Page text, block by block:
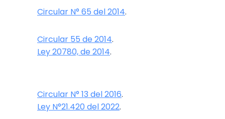
Circular N° 65 del 2014.
Circular 55 de 2014.
Ley 20780, de 2014.
Circular N° 13 del 2016.
Ley N°21.420 del 2022.